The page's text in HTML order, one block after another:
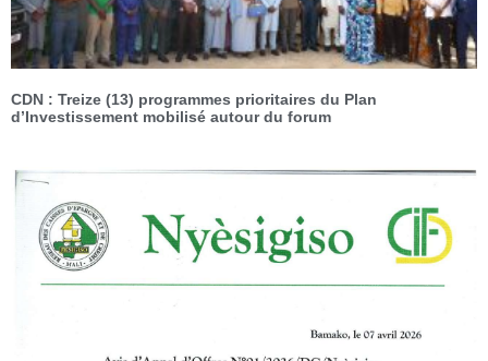
CDN : Treize (13) programmes prioritaires du Plan
d’Investissement mobilisé autour du forum